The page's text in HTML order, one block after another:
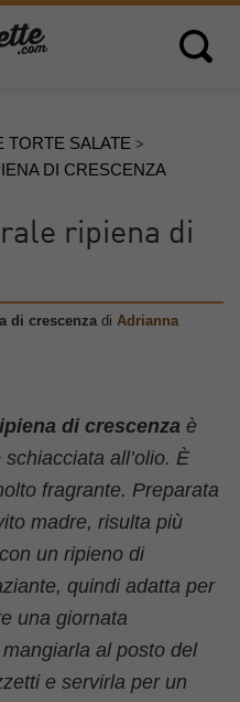
Open
TORTE SALATE >
DI CRESCENZA
ripiena di
di crescenza di Adrianna
di crescenza è
all’olio. È
fragrante. Preparata
madre, risulta più
un ripieno di
quindi adatta per
una giornata
al posto del
e servirla per un